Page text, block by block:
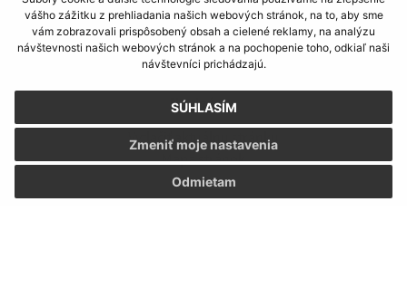
vášho zážitku z prehliadania našich webových stránok, na to, aby sme
vám zobrazovali prispôsobený obsah a cielené reklamy, na analýzu
návštevnosti našich webových stránok a na pochopenie toho, odkiaľ naši
návštevníci prichádzajú.
SÚHLASÍM
Odmietam
Zmeniť moje nastavenia
Vyhlásenie o prístupnosti
Autorské práva
Ochrana osobných údajov
Navigácia:
Vytlačiť aktuálnu stránku
Mapa stránok
Cookies